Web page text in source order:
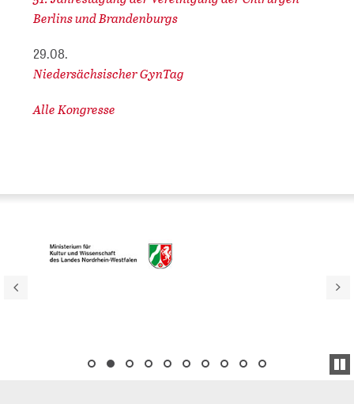
Berlins und Brandenburgs
29.08.
Niedersächsischer GynTag
Alle Kongresse